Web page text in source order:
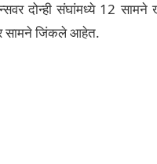
दोन्ही संघांमध्ये 12
सामने जिंकले आहेत.